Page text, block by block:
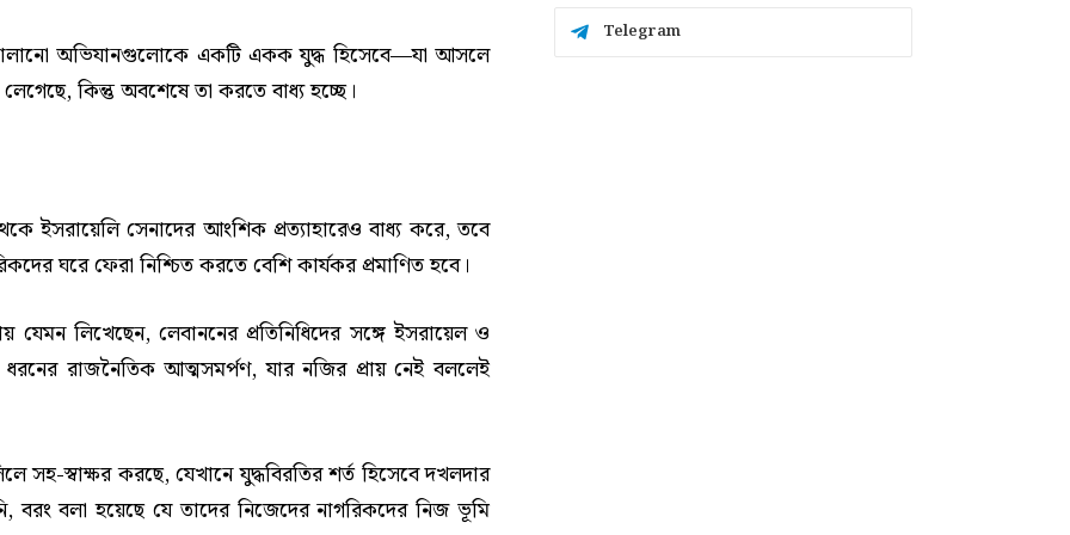
অভিযানগুলোকে একটি একক যুদ্ধ হিসেবে—যা আসলে
কিন্তু অবশেষে তা করতে বাধ্য হচ্ছে।
ইসরায়েলি সেনাদের আংশিক প্রত্যাহারেও বাধ্য করে, তবে
ঘরে ফেরা নিশ্চিত করতে বেশি কার্যকর প্রমাণিত হবে।
লিখেছেন, লেবাননের প্রতিনিধিদের সঙ্গে ইসরায়েল ও
ধরনের রাজনৈতিক আত্মসমর্পণ, যার নজির প্রায় নেই বললেই
সহ-স্বাক্ষর করছে, যেখানে যুদ্ধবিরতির শর্ত হিসেবে দখলদার
বরং বলা হয়েছে যে তাদের নিজেদের নাগরিকদের নিজ ভূমি
Telegram